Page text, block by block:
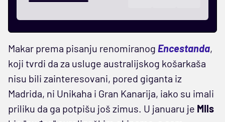
Makar prema pisanju renomiranog Encestanda,
koji tvrdi da za usluge australijskog košarkaša
nisu bili zainteresovani, pored giganta iz
Madrida, ni Unikaha i Gran Kanarija, iako su imali
priliku da ga potpišu još zimus. U januaru je MIls